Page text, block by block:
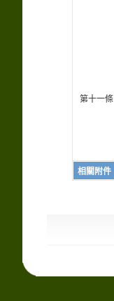
第十一條
相關附件